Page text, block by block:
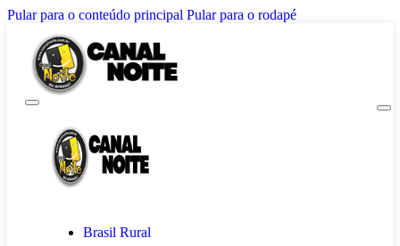
Pular para o conteúdo principal Pular para o rodapé
Brasil Rural